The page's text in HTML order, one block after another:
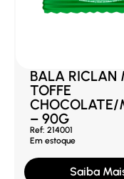
BALA RICLAN
TOFFE
CHOCOLATE/
– 90G
Ref: 214001
Em estoque
Saiba